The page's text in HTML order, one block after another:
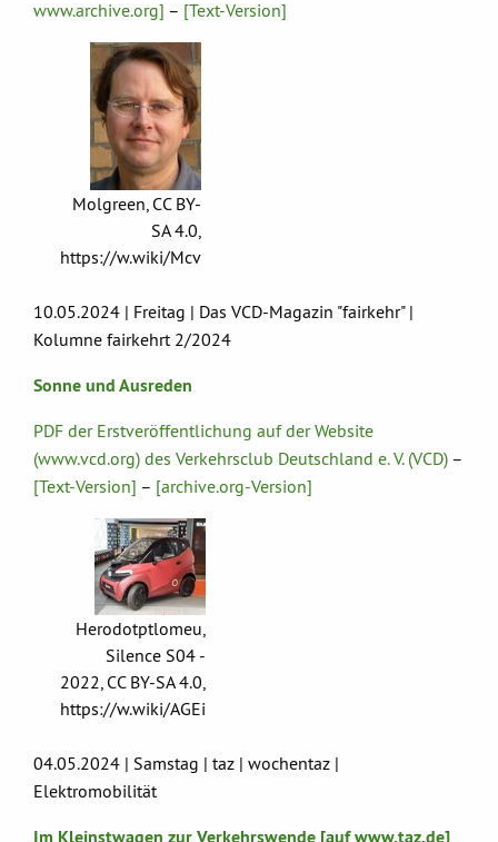
www.archive.org] – [Text-Version]
Molgreen, CC BY-
SA 4.0,
https://w.wiki/Mcv
10.05.2024 | Freitag | Das VCD-Magazin "fairkehr" |
Kolumne fairkehrt 2/2024
Sonne und Ausreden
PDF der Erstveröffentlichung auf der Website
(www.vcd.org) des Verkehrsclub Deutschland e. V. (VCD) –
[Text-Version] – [archive.org-Version]
Herodotptlomeu,
Silence S04 -
2022, CC BY-SA 4.0,
https://w.wiki/AGEi
04.05.2024 | Samstag | taz | wochentaz |
Elektromobilität
Im Kleinstwagen zur Verkehrswende [auf www.taz.de]